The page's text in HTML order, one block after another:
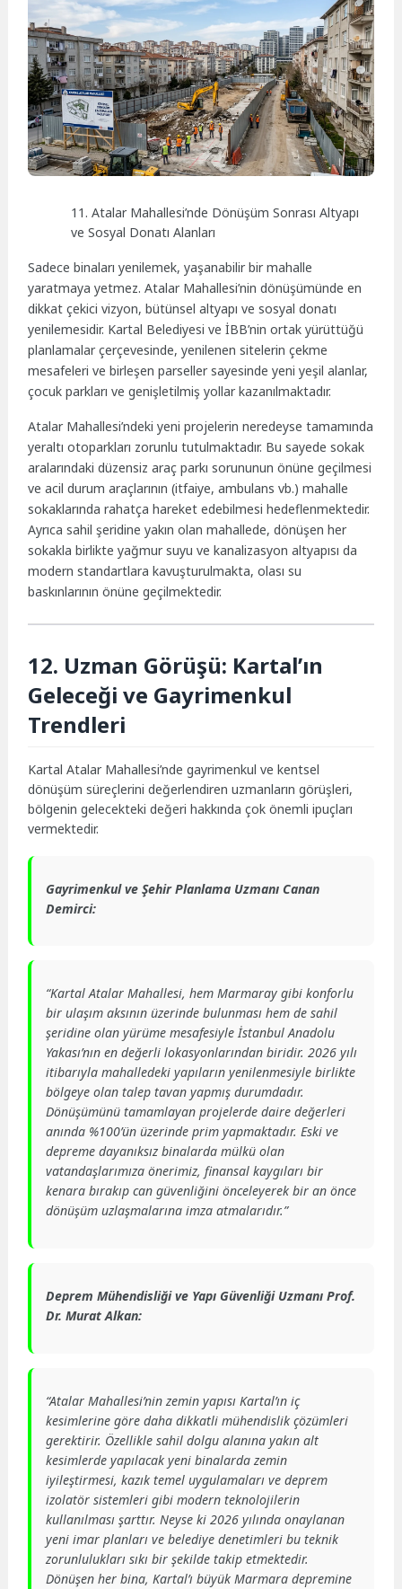
11. Atalar Mahallesi’nde Dönüşüm Sonrası Altyapı
ve Sosyal Donatı Alanları
Sadece binaları yenilemek, yaşanabilir bir mahalle
yaratmaya yetmez. Atalar Mahallesi’nin dönüşümünde en
dikkat çekici vizyon, bütünsel altyapı ve sosyal donatı
yenilemesidir. Kartal Belediyesi ve İBB’nin ortak yürüttüğü
planlamalar çerçevesinde, yenilenen sitelerin çekme
mesafeleri ve birleşen parseller sayesinde yeni yeşil alanlar,
çocuk parkları ve genişletilmiş yollar kazanılmaktadır.
Atalar Mahallesi’ndeki yeni projelerin neredeyse tamamında
yeraltı otoparkları zorunlu tutulmaktadır. Bu sayede sokak
aralarındaki düzensiz araç parkı sorununun önüne geçilmesi
ve acil durum araçlarının (itfaiye, ambulans vb.) mahalle
sokaklarında rahatça hareket edebilmesi hedeflenmektedir.
Ayrıca sahil şeridine yakın olan mahallede, dönüşen her
sokakla birlikte yağmur suyu ve kanalizasyon altyapısı da
modern standartlara kavuşturulmakta, olası su
baskınlarının önüne geçilmektedir.
12. Uzman Görüşü: Kartal’ın
Geleceği ve Gayrimenkul
Trendleri
Kartal Atalar Mahallesi’nde gayrimenkul ve kentsel
dönüşüm süreçlerini değerlendiren uzmanların görüşleri,
bölgenin gelecekteki değeri hakkında çok önemli ipuçları
vermektedir.
Gayrimenkul ve Şehir Planlama Uzmanı Canan
Demirci:
“Kartal Atalar Mahallesi, hem Marmaray gibi konforlu
bir ulaşım aksının üzerinde bulunması hem de sahil
şeridine olan yürüme mesafesiyle İstanbul Anadolu
Yakası’nın en değerli lokasyonlarından biridir. 2026 yılı
itibarıyla mahalledeki yapıların yenilenmesiyle birlikte
bölgeye olan talep tavan yapmış durumdadır.
Dönüşümünü tamamlayan projelerde daire değerleri
anında %100’ün üzerinde prim yapmaktadır. Eski ve
depreme dayanıksız binalarda mülkü olan
vatandaşlarımıza önerimiz, finansal kaygıları bir
kenara bırakıp can güvenliğini önceleyerek bir an önce
dönüşüm uzlaşmalarına imza atmalarıdır.”
Deprem Mühendisliği ve Yapı Güvenliği Uzmanı Prof.
Dr. Murat Alkan:
“Atalar Mahallesi’nin zemin yapısı Kartal’ın iç
kesimlerine göre daha dikkatli mühendislik çözümleri
gerektirir. Özellikle sahil dolgu alanına yakın alt
kesimlerde yapılacak yeni binalarda zemin
iyileştirmesi, kazık temel uygulamaları ve deprem
izolatör sistemleri gibi modern teknolojilerin
kullanılması şarttır. Neyse ki 2026 yılında onaylanan
yeni imar planları ve belediye denetimleri bu teknik
zorunlulukları sıkı bir şekilde takip etmektedir.
Dönüşen her bina, Kartal’ı büyük Marmara depremine